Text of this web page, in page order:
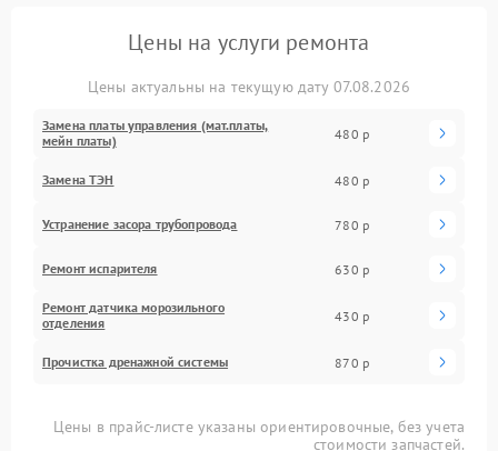
Цены на услуги ремонта
Цены актуальны на текущую дату 07.08.2026
Замена платы управления (мат.платы,
мейн платы)
480 р
Замена ТЭН 480 р
Устранение засора трубопровода 780 р
Ремонт испарителя 630 р
Ремонт датчика морозильного
отделения
430 р
Прочистка дренажной системы 870 р
Цены в прайс-листе указаны ориентировочные, без учета
стоимости запчастей.